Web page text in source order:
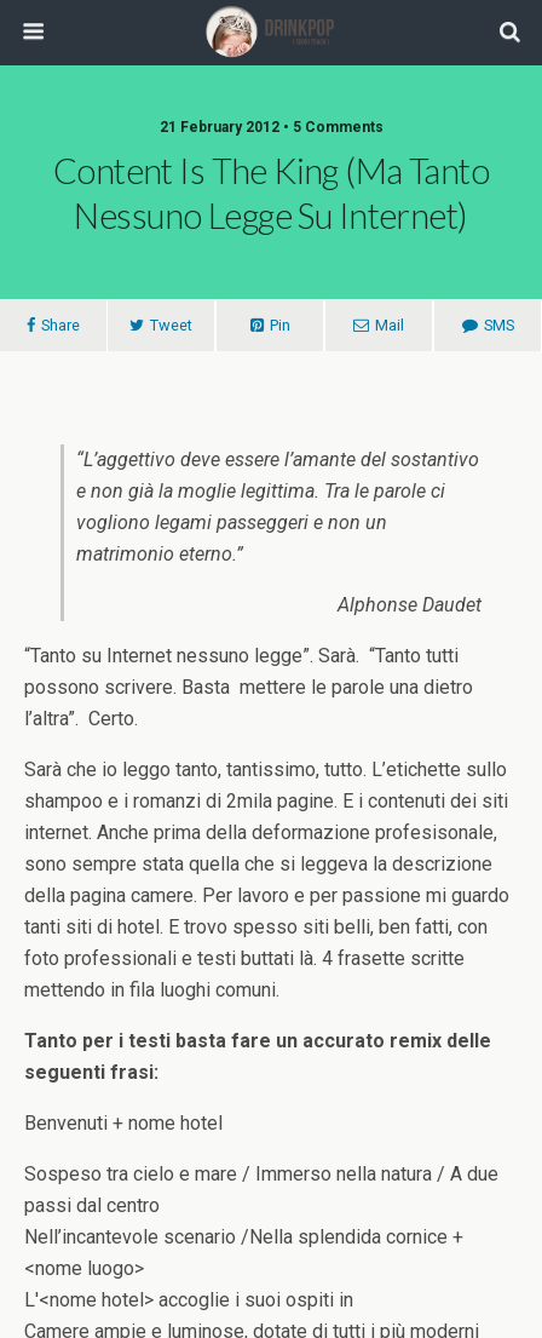
21 February 2012 • 5 Comments
Content Is The King (ma Tanto
Nessuno Legge Su Internet)
Share Tweet Pin Mail SMS
“L’aggettivo deve essere l’amante del sostantivo
e non già la moglie legittima. Tra le parole ci
vogliono legami passeggeri e non un
matrimonio eterno.”
Alphonse Daudet
“Tanto su Internet nessuno legge”. Sarà. “Tanto tutti
possono scrivere. Basta mettere le parole una dietro
l’altra”. Certo.
Sarà che io leggo tanto, tantissimo, tutto. L’etichette sullo
shampoo e i romanzi di 2mila pagine. E i contenuti dei siti
internet. Anche prima della deformazione profesisonale,
sono sempre stata quella che si leggeva la descrizione
della pagina camere. Per lavoro e per passione mi guardo
tanti siti di hotel. E trovo spesso siti belli, ben fatti, con
foto professionali e testi buttati là. 4 frasette scritte
mettendo in fila luoghi comuni.
Tanto per i testi basta fare un accurato remix delle
seguenti frasi:
Benvenuti + nome hotel
Sospeso tra cielo e mare / Immerso nella natura / A due
passi dal centro
Nell’incantevole scenario /Nella splendida cornice +
<nome luogo>
L'<nome hotel> accoglie i suoi ospiti in
Camere ampie e luminose, dotate di tutti i più moderni